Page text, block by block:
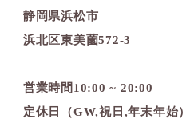
静岡県浜松市
浜北区東美薗572-3
営業時間10:00 ~ 20:00
定休日（GW,祝日,年末年始）